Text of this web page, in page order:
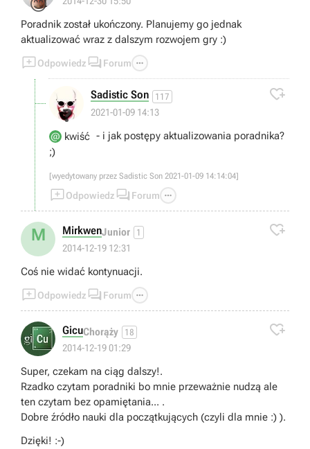
😊
Poradnik został ukończony. Planujemy go jednak
aktualizować wraz z dalszym rozwojem gry :)
Odpowiedz  Forum 
❓
Sadistic Son 117
2021-01-09 14:13

kwiść - i jak postępy aktualizowania poradnika?
;)
[wyedytowany przez Sadistic Son 2021-01-09 14:14:04]
Odpowiedz  Forum 
M MirkwenJunior 1
2014-12-19 12:31

Coś nie widać kontynuacji.
Odpowiedz  Forum 
GicuChorąży 18
2014-12-19 01:29

Super, czekam na ciąg dalszy!.
Rzadko czytam poradniki bo mnie przeważnie nudzą ale
ten czytam bez opamiętania... .
Dobre źródło nauki dla początkujących (czyli dla mnie :) ).
Dzięki! :-)